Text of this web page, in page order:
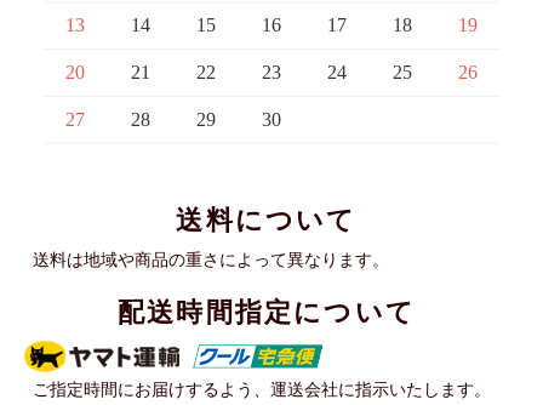
13 14 15 16 17 18 19
20 21 22 23 24 25 26
27 28 29 30
送料について
送料は地域や商品の重さによって異なります。
配送時間指定について
ご指定時間にお届けするよう、運送会社に指示いたします。